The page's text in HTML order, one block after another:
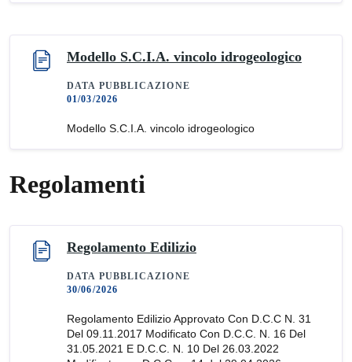
Modello S.C.I.A. vincolo idrogeologico
DATA PUBBLICAZIONE
01/03/2026
Modello S.C.I.A. vincolo idrogeologico
Regolamenti
Regolamento Edilizio
DATA PUBBLICAZIONE
30/06/2026
Regolamento Edilizio Approvato Con D.C.C N. 31
Del 09.11.2017 Modificato Con D.C.C. N. 16 Del
31.05.2021 E D.C.C. N. 10 Del 26.03.2022